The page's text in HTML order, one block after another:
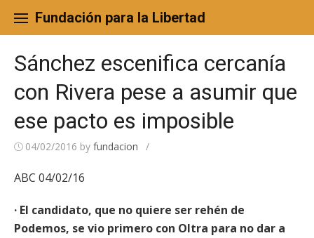
content
Fundación para la Libertad
Sánchez escenifica cercanía
con Rivera pese a asumir que
ese pacto es imposible
04/02/2016 by fundacion /
ABC 04/02/16
· El candidato, que no quiere ser rehén de
Podemos, se vio primero con Oltra para no dar a